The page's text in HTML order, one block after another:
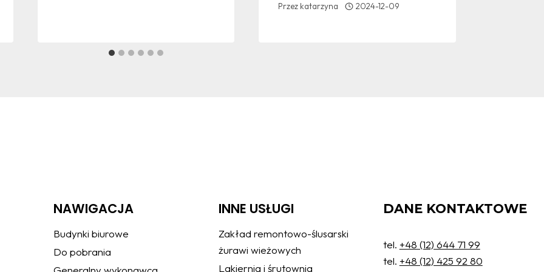
Przez katarzyna 2024-12-09
NAWIGACJA
Budynki biurowe
Do pobrania
INNE USŁUGI
Zakład remontowo-ślusarski
żurawi wieżowych
Lakiernia i śrutownia
DANE KONTAKTOWE
tel. +48 (12) 644 71 99
tel. +48 (12) 425 92 80